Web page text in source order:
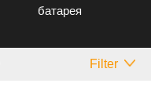
батарея
Filter